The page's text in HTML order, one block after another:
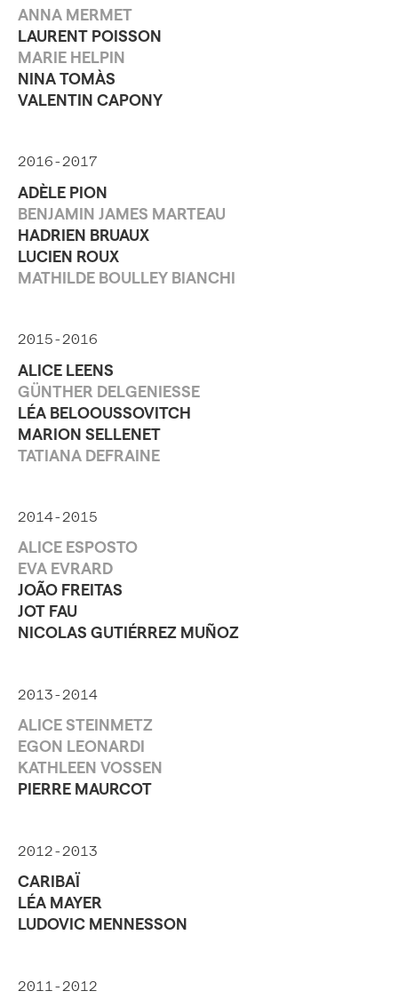
ANNA MERMET
LAURENT POISSON
MARIE HELPIN
NINA TOMÀS
VALENTIN CAPONY
2016-2017
ADÈLE PION
BENJAMIN JAMES MARTEAU
HADRIEN BRUAUX
LUCIEN ROUX
MATHILDE BOULLEY BIANCHI
2015-2016
ALICE LEENS
GÜNTHER DELGENIESSE
LÉA BELOOUSSOVITCH
MARION SELLENET
TATIANA DEFRAINE
2014-2015
ALICE ESPOSTO
EVA EVRARD
JOÃO FREITAS
JOT FAU
NICOLAS GUTIÉRREZ MUÑOZ
2013-2014
ALICE STEINMETZ
EGON LEONARDI
KATHLEEN VOSSEN
PIERRE MAURCOT
2012-2013
CARIBAÏ
LÉA MAYER
LUDOVIC MENNESSON
2011-2012